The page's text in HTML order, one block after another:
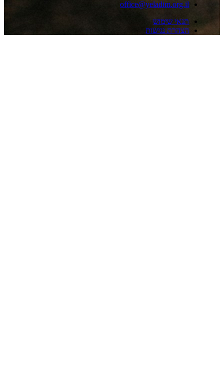
שימוש
נגישות